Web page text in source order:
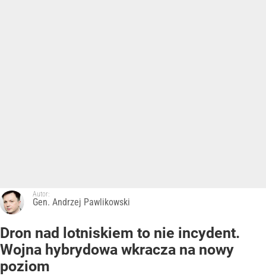
Autor:
Gen. Andrzej Pawlikowski
Dron nad lotniskiem to nie incydent.
Wojna hybrydowa wkracza na nowy
poziom